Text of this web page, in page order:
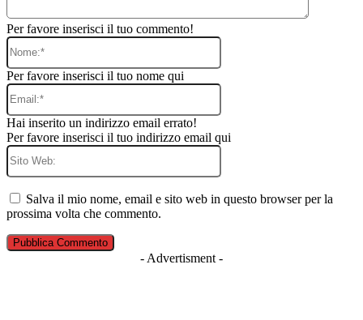
Per favore inserisci il tuo commento!
Nome:*
Per favore inserisci il tuo nome qui
Email:*
Hai inserito un indirizzo email errato!
Per favore inserisci il tuo indirizzo email qui
Sito
Salva il mio nome, email e sito web in questo browser per la
prossima volta che commento.
- Advertisment -